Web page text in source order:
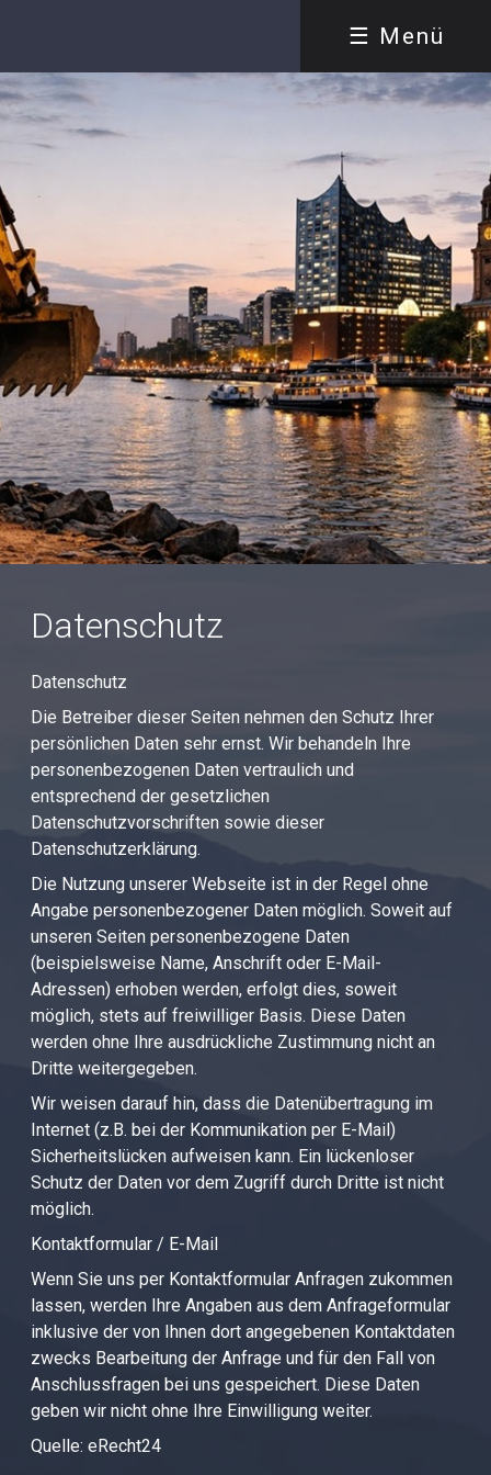
☰ Menü
Datenschutz
Datenschutz
Die Betreiber dieser Seiten nehmen den Schutz Ihrer
persönlichen Daten sehr ernst. Wir behandeln Ihre
personenbezogenen Daten vertraulich und
entsprechend der gesetzlichen
Datenschutzvorschriften sowie dieser
Datenschutzerklärung.
Die Nutzung unserer Webseite ist in der Regel ohne
Angabe personenbezogener Daten möglich. Soweit auf
unseren Seiten personenbezogene Daten
(beispielsweise Name, Anschrift oder E-Mail-
Adressen) erhoben werden, erfolgt dies, soweit
möglich, stets auf freiwilliger Basis. Diese Daten
werden ohne Ihre ausdrückliche Zustimmung nicht an
Dritte weitergegeben.
Wir weisen darauf hin, dass die Datenübertragung im
Internet (z.B. bei der Kommunikation per E-Mail)
Sicherheitslücken aufweisen kann. Ein lückenloser
Schutz der Daten vor dem Zugriff durch Dritte ist nicht
möglich.
Kontaktformular / E-Mail
Wenn Sie uns per Kontaktformular Anfragen zukommen
lassen, werden Ihre Angaben aus dem Anfrageformular
inklusive der von Ihnen dort angegebenen Kontaktdaten
zwecks Bearbeitung der Anfrage und für den Fall von
Anschlussfragen bei uns gespeichert. Diese Daten
geben wir nicht ohne Ihre Einwilligung weiter.
Quelle: eRecht24